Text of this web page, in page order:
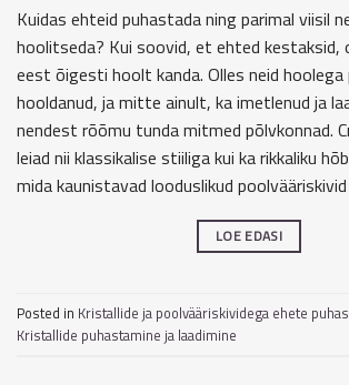
Kuidas ehteid puhastada ning parimal viisil
hoolitseda? Kui soovid, et ehted kestaksid,
eest õigesti hoolt kanda. Olles neid
hooldanud, ja mitte ainult, ka imetlenud ja
nendest rõõmu tunda mitmed põlvkonnad.
leiad nii klassikalise stiiliga kui ka rikkaliku
mida kaunistavad looduslikud
LOE EDASI
Posted in Kristallide ja poolvääriskividega ehete
Kristallide puhastamine ja laadimine